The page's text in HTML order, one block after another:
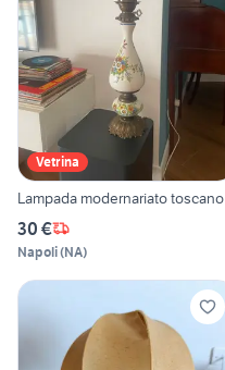
Vetrina
Lampada modernariato toscano
30 €
Napoli(NA)